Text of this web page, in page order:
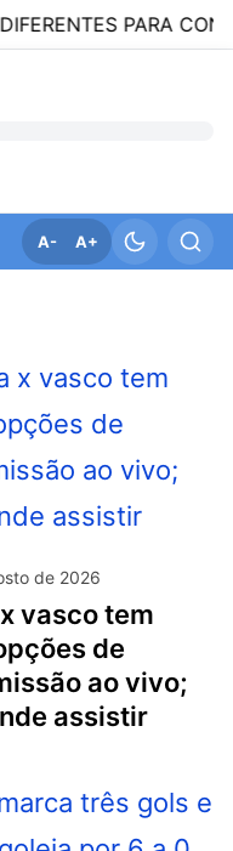
PARA CONQUISTAR
A- A+
de 2026
de
ao vivo;
assistir